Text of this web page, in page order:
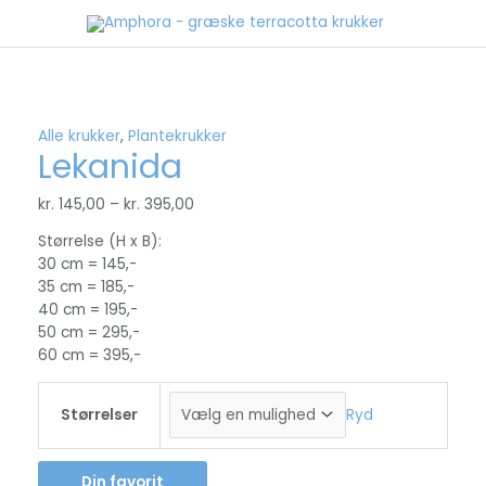
Alle krukker, Plantekrukker
Lekanida
kr. 145,00 – kr. 395,00
Størrelse (H x B):
30 cm = 145,-
35 cm = 185,-
40 cm = 195,-
50 cm = 295,-
60 cm = 395,-
Størrelser Ryd